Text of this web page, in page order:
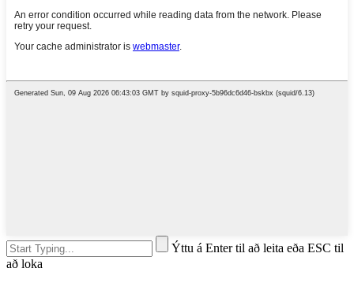
Ýttu á Enter til að leita eða ESC til
að loka